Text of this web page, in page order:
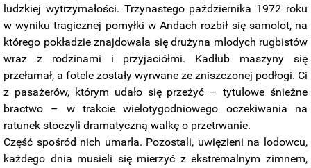
ludzkiej wytrzymałości. Trzynastego października 1972 roku
w wyniku tragicznej pomyłki w Andach rozbił się samolot, na
którego pokładzie znajdowała się drużyna młodych rugbistów
wraz z rodzinami i przyjaciółmi. Kadłub maszyny się
przełamał, a fotele zostały wyrwane ze zniszczonej podłogi. Ci
z pasażerów, którym udało się przeżyć – tytułowe śnieżne
bractwo – w trakcie wielotygodniowego oczekiwania na
ratunek stoczyli dramatyczną walkę o przetrwanie.
Część spośród nich umarła. Pozostali, uwięzieni na lodowcu,
każdego dnia musieli się mierzyć z ekstremalnym zimnem,